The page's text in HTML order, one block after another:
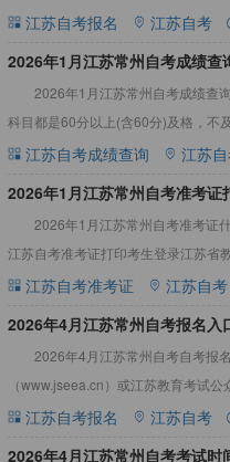
答。2026年4月江苏常州自考报名条
江苏自考报名 江苏自考
2026年1月江苏常州自考成绩查
2026年1月江苏常州自考成绩查
科目都是60分以上(含60分)及格，不
限制参加考试的次数。2026年1月江
江苏自考成绩查询 江苏
​2026年1月江苏常州自考准考证
2026年1月江苏常州自考准考证
江苏自考准考证打印考生登录江苏省
入“自学考试”栏目，点击“打印
江苏自考准考证 江苏自考
2026年4月江苏常州自考报名入
2026年4月江苏常州自考自考报
（www.jseea.cn）或江苏教育考试
看：江苏自考真题答案资料2026年4
江苏自考报名 江苏自考
​2026年4月江苏常州自考考试时